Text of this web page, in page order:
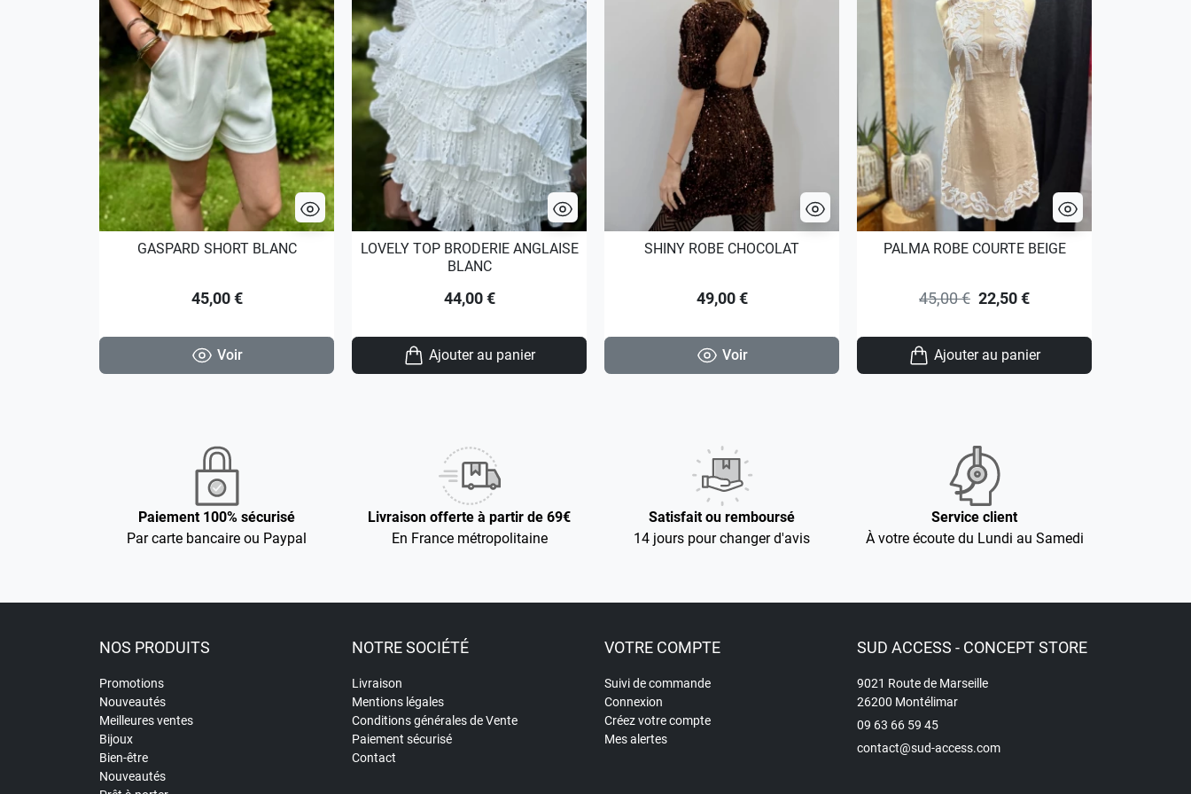
GASPARD SHORT BLANC
45,00 €
Voir
LOVELY TOP BRODERIE ANGLAISE
BLANC
44,00 €
Ajouter au panier
SHINY ROBE CHOCOLAT
49,00 €
Voir
PALMA ROBE COURTE BEIGE
45,00 € 22,50 €
Ajouter au panier
Paiement 100% sécurisé
Par carte bancaire ou Paypal
Livraison offerte à partir de 69€
En France métropolitaine
Satisfait ou remboursé
14 jours pour changer d'avis
Service client
À votre écoute du Lundi au Samedi
NOS PRODUITS
Promotions
Nouveautés
Meilleures ventes
Bijoux
Bien-être
Nouveautés
NOTRE SOCIÉTÉ
Livraison
Mentions légales
Conditions générales de Vente
Paiement sécurisé
Contact
VOTRE COMPTE
Suivi de commande
Connexion
Créez votre compte
Mes alertes
SUD ACCESS - CONCEPT STORE
9021 Route de Marseille
26200 Montélimar
09 63 66 59 45
contact@sud-access.com